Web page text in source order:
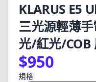
KLARUS E5
三光源輕薄
光/紅光/COB
$950
規格